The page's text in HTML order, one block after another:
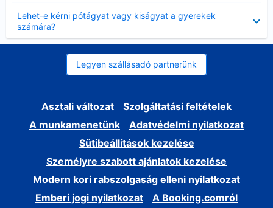
Lehet-e kérni pótágyat vagy kiságyat a gyerekek
számára?
Legyen szállásadó partnerünk
Asztali változat
Szolgáltatási feltételek
A munkamenetünk
Adatvédelmi nyilatkozat
Sütibeállítások kezelése
Személyre szabott ajánlatok kezelése
Modern kori rabszolgaság elleni nyilatkozat
Emberi jogi nyilatkozat
A Booking.comról